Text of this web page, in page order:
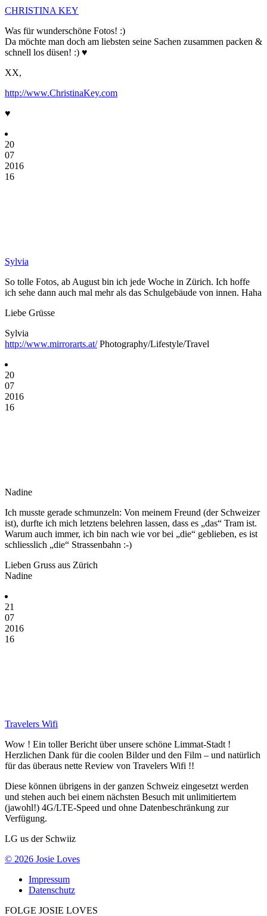
CHRISTINA KEY
Was für wunderschöne Fotos! :)
Da möchte man doch am liebsten seine Sachen zusammen packen &
schnell los düsen! :) ♥
XX,
http://www.ChristinaKey.com
♥
20
07
2016
16
Sylvia
So tolle Fotos, ab August bin ich jede Woche in Zürich. Ich hoffe
ich sehe dann auch mal mehr als das Schulgebäude von innen. Haha
Liebe Grüsse
Sylvia
http://www.mirrorarts.at/Photography/Lifestyle/Travel
20
07
2016
16
Nadine
Ich musste gerade schmunzeln: Von meinem Freund (der Schweizer
ist), durfte ich mich letztens belehren lassen, dass es „das“ Tram ist.
Warum auch immer, ich bin nach wie vor bei „die“ geblieben, es ist
schliesslich „die“ Strassenbahn :-)
Lieben Gruss aus Zürich
Nadine
21
07
2016
16
Travelers Wifi
Wow ! Ein toller Bericht über unsere schöne Limmat-Stadt !
Herzlichen Dank für die coolen Bilder und den Film – und natürlich
für das überaus nette Review von Travelers Wifi !!
Diese können übrigens in der ganzen Schweiz eingesetzt werden
und stehen auch bei einem nächsten Besuch mit unlimitiertem
(jawohl!) 4G/LTE-Speed und ohne Datenbeschränkung zur
Verfügung.
LG us der Schwiiz
© 2026 Josie Loves
Impressum
Datenschutz
FOLGE JOSIE LOVES